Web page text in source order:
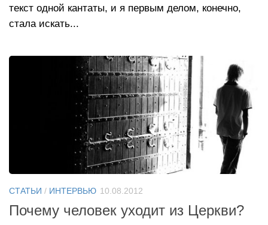
текст одной кантаты, и я первым делом, конечно,
стала искать...
СТАТЬИ / ИНТЕРВЬЮ 10.08.2012
Почему человек уходит из Церкви?